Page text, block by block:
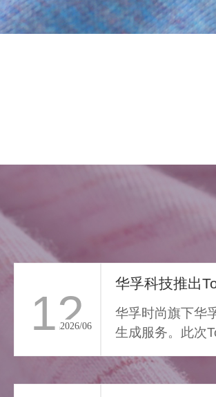
是通过服装的舒适感与色
情绪，将日常路径转化为“
>
12
2026/06
华孚科技推出
华孚时尚旗下华
生成服务。此次